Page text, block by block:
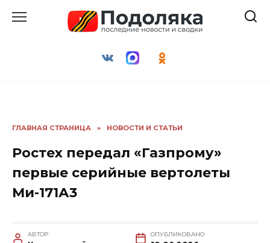
ГЛАВНАЯ СТРАНИЦА » НОВОСТИ И СТАТЬИ
Ростех передал «Газпрому»
первые серийные вертолеты
Ми-171А3
АВТОР ОПУБЛИКОВАНО